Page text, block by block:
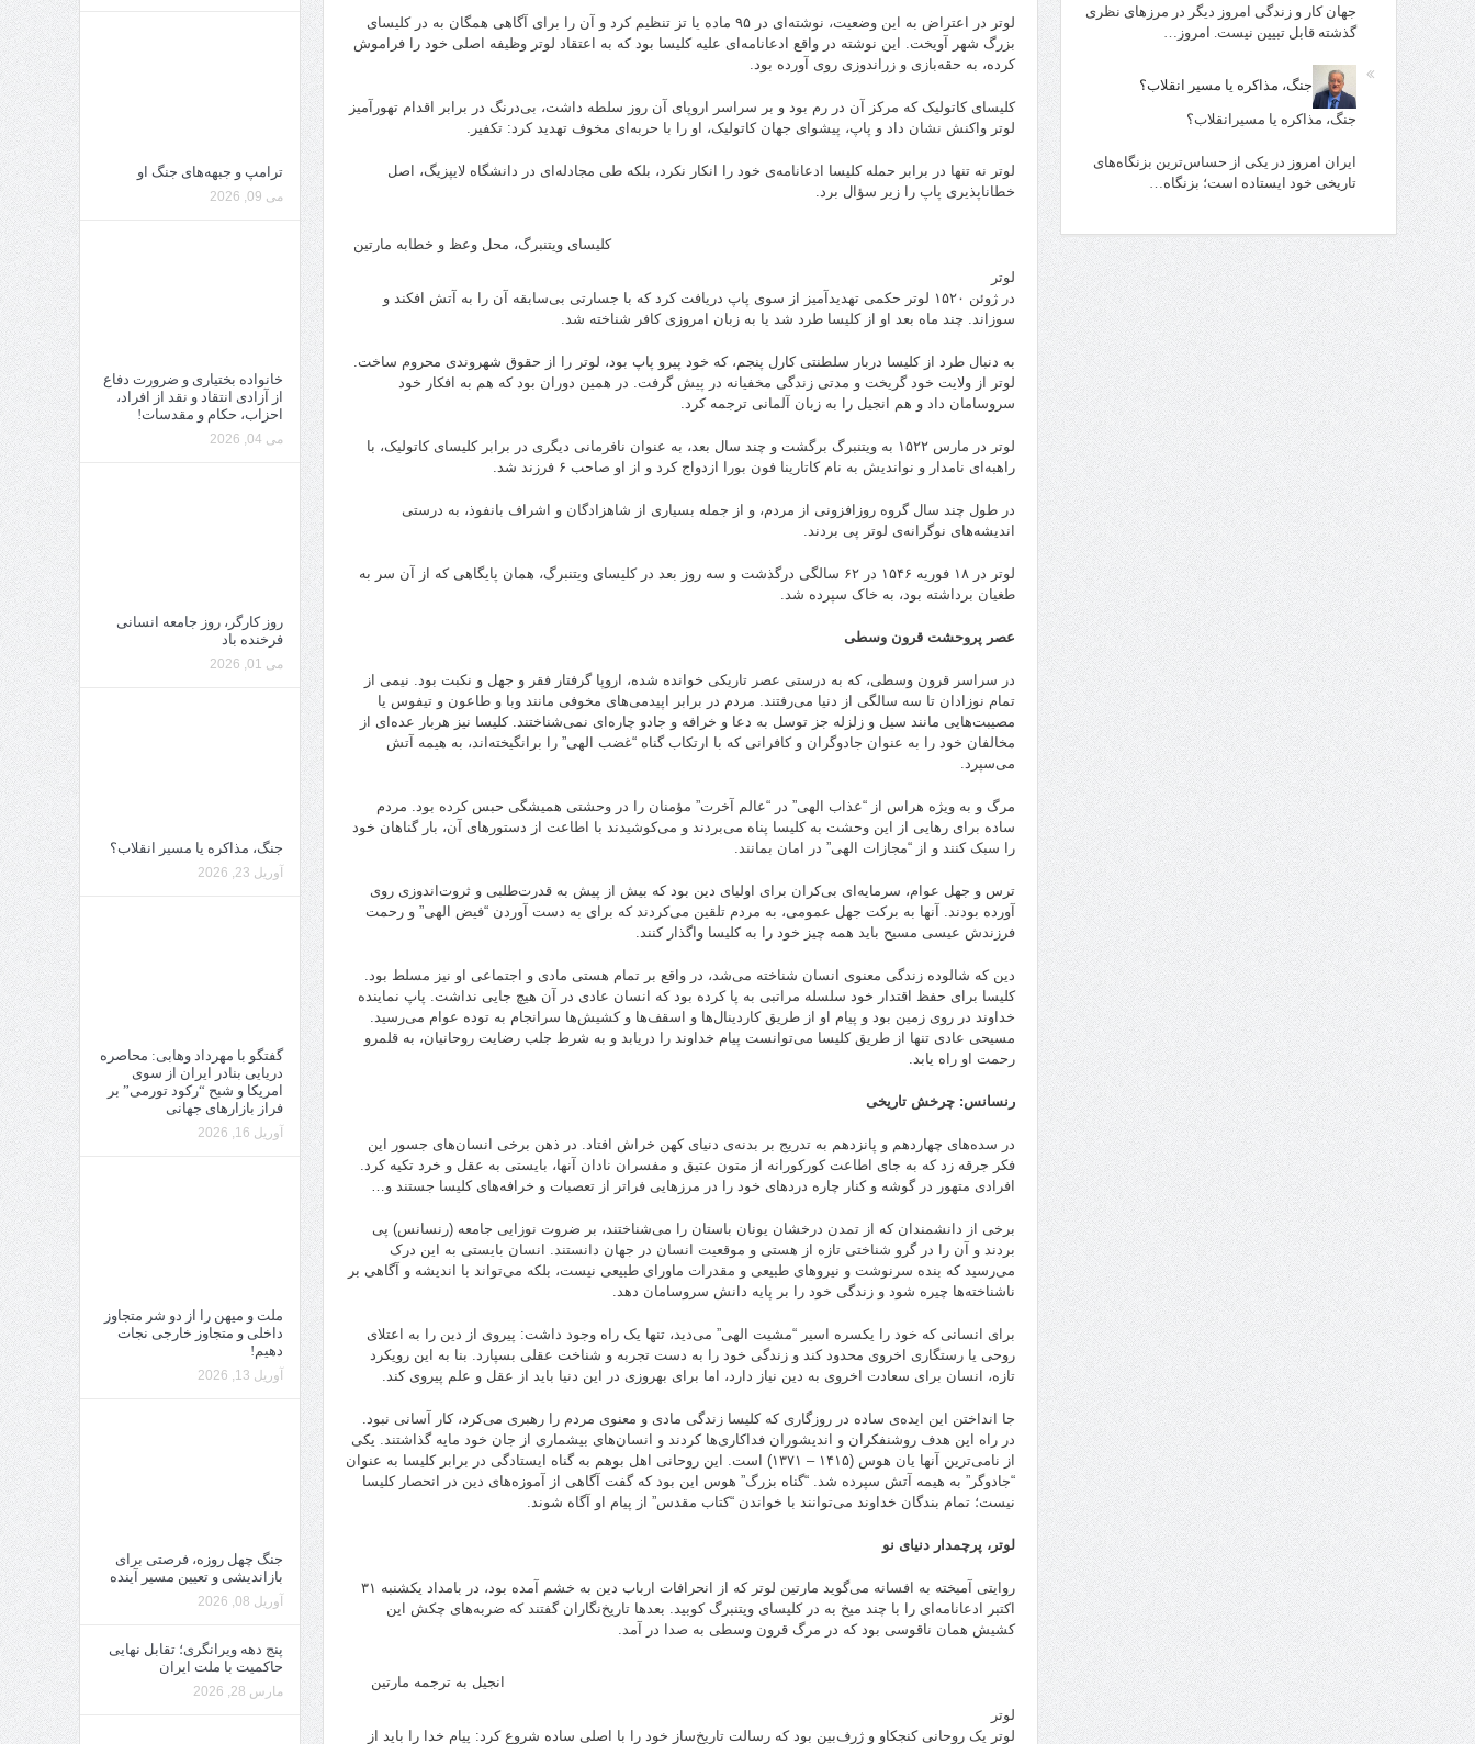
لوتر در اعتراض به این وضعیت، نوشته‌ای در ۹۵ ماده یا تز تنظیم کرد و آن را برای آگاهی همگان به در کلیسای
بزرگ شهر آویخت. این نوشته در واقع ادعانامه‌ای علیه کلیسا بود که به اعتقاد لوتر وظیفه اصلی خود را فراموش
کرده، به حقه‌بازی و زراندوزی روی آورده بود.
کلیسای کاتولیک که مرکز آن در رم بود و بر سراسر اروپای آن روز سلطه داشت، بی‌درنگ در برابر اقدام تهورآمیز
لوتر واکنش نشان داد و پاپ، پیشوای جهان کاتولیک، او را با حربه‌ای مخوف تهدید کرد: تکفیر.
لوتر نه تنها در برابر حمله کلیسا ادعانامه‌ی خود را انکار نکرد، بلکه طی مجادله‌ای در دانشگاه لایپزیگ، اصل
خطاناپذیری پاپ را زیر سؤال برد.
کلیسای ویتنبرگ، محل وعظ و خطابه مارتین
لوتر
در ژوئن ۱۵۲۰ لوتر حکمی تهدیدآمیز از سوی پاپ دریافت کرد که با جسارتی بی‌سابقه آن را به آتش افکند و
سوزاند. چند ماه بعد او از کلیسا طرد شد یا به زبان امروزی کافر شناخته شد.
به دنبال طرد از کلیسا دربار سلطنتی کارل پنجم، که خود پیرو پاپ بود، لوتر را از حقوق شهروندی محروم ساخت.
لوتر از ولایت خود گریخت و مدتی زندگی مخفیانه در پیش گرفت. در همین دوران بود که هم به افکار خود
سروسامان داد و هم انجیل را به زبان آلمانی ترجمه کرد.
لوتر در مارس ۱۵۲۲ به ویتنبرگ برگشت و چند سال بعد، به عنوان نافرمانی دیگری در برابر کلیسای کاتولیک، با
راهبه‌ای نامدار و نواندیش به نام کاتارینا فون بورا ازدواج کرد و از او صاحب ۶ فرزند شد.
در طول چند سال گروه روزافزونی از مردم، و از جمله بسیاری از شاهزادگان و اشراف بانفوذ، به درستی
اندیشه‌های نوگرانه‌ی لوتر پی بردند.
لوتر در ۱۸ فوریه ۱۵۴۶ در ۶۲ سالگی درگذشت و سه روز بعد در کلیسای ویتنبرگ، همان پایگاهی که از آن سر به
طغیان برداشته بود، به خاک سپرده شد.
عصر پروحشت قرون وسطی
در سراسر قرون وسطی، که به درستی عصر تاریکی خوانده شده، اروپا گرفتار فقر و جهل و نکبت بود. نیمی از
تمام نوزادان تا سه سالگی از دنیا می‌رفتند. مردم در برابر اپیدمی‌های مخوفی مانند وبا و طاعون و تیفوس یا
مصیبت‌هایی مانند سیل و زلزله جز توسل به دعا و خرافه و جادو چاره‌ای نمی‌شناختند. کلیسا نیز هربار عده‌ای از
مخالفان خود را به عنوان جادوگران و کافرانی که با ارتکاب گناه “غضب الهی” را برانگیخته‌اند، به هیمه آتش
می‌سپرد.
مرگ و به ویژه هراس از “عذاب الهی” در “عالم آخرت” مؤمنان را در وحشتی همیشگی حبس کرده بود. مردم
ساده برای رهایی از این وحشت به کلیسا پناه می‌بردند و می‌کوشیدند با اطاعت از دستورهای آن، بار گناهان خود
را سبک کنند و از “مجازات الهی” در امان بمانند.
ترس و جهل عوام، سرمایه‌ای بی‌کران برای اولیای دین بود که بیش از پیش به قدرت‌طلبی و ثروت‌اندوزی روی
آورده بودند. آنها به برکت جهل عمومی، به مردم تلقین می‌کردند که برای به دست آوردن “فیض الهی” و رحمت
فرزندش عیسی مسیح باید همه چیز خود را به کلیسا واگذار کنند.
دین که شالوده زندگی معنوی انسان شناخته می‌شد، در واقع بر تمام هستی مادی و اجتماعی او نیز مسلط بود.
کلیسا برای حفظ اقتدار خود سلسله مراتبی به پا کرده بود که انسان عادی در آن هیچ جایی نداشت. پاپ نماینده
خداوند در روی زمین بود و پیام او از طریق کاردینال‌ها و اسقف‌ها و کشیش‌ها سرانجام به توده عوام می‌رسید.
مسیحی عادی تنها از طریق کلیسا می‌توانست پیام خداوند را دریابد و به شرط جلب رضایت روحانیان، به قلمرو
رحمت او راه یابد.
رنسانس: چرخش تاریخی
در سده‌های چهاردهم و پانزدهم به تدریج بر بدنه‌ی دنیای کهن خراش افتاد. در ذهن برخی انسان‌های جسور این
فکر جرقه زد که به جای اطاعت کورکورانه از متون عتیق و مفسران نادان آنها، بایستی به عقل و خرد تکیه کرد.
افرادی متهور در گوشه و کنار چاره دردهای خود را در مرزهایی فراتر از تعصبات و خرافه‌های کلیسا جستند و…
برخی از دانشمندان که از تمدن درخشان یونان باستان را می‌شناختند، بر ضروت نوزایی جامعه (رنسانس) پی
بردند و آن را در گرو شناختی تازه از هستی و موقعیت انسان در جهان دانستند. انسان بایستی به این درک
می‌رسید که بنده سرنوشت و نیروهای طبیعی و مقدرات ماورای طبیعی نیست، بلکه می‌تواند با اندیشه و آگاهی بر
ناشناخته‌ها چیره شود و زندگی خود را بر پایه دانش سروسامان دهد.
برای انسانی که خود را یکسره اسیر “مشیت الهی” می‌دید، تنها یک راه وجود داشت: پیروی از دین را به اعتلای
روحی یا رستگاری اخروی محدود کند و زندگی خود را به دست تجربه و شناخت عقلی بسپارد. بنا به این رویکرد
تازه، انسان برای سعادت اخروی به دین نیاز دارد، اما برای بهروزی در این دنیا باید از عقل و علم پیروی کند.
جا انداختن این ایده‌ی ساده در روزگاری که کلیسا زندگی مادی و معنوی مردم را رهبری می‌کرد، کار آسانی نبود.
در راه این هدف روشنفکران و اندیشوران فداکاری‌ها کردند و انسان‌های بیشماری از جان خود مایه گذاشتند. یکی
از نامی‌ترین آنها یان هوس (۱۴۱۵ – ۱۳۷۱) است. این روحانی اهل بوهم به گناه ایستادگی در برابر کلیسا به عنوان
“جادوگر” به هیمه آتش سپرده شد. “گناه بزرگ” هوس این بود که گفت آگاهی از آموزه‌های دین در انحصار کلیسا
نیست؛ تمام بندگان خداوند می‌توانند با خواندن “کتاب مقدس” از پیام او آگاه شوند.
لوتر، پرچمدار دنیای نو
روایتی آمیخته به افسانه می‌گوید مارتین لوتر که از انحرافات ارباب دین به خشم آمده بود، در بامداد یکشنبه ۳۱
اکتبر ادعانامه‌ای را با چند میخ به در کلیسای ویتنبرگ کوبید. بعدها تاریخ‌نگاران گفتند که ضربه‌های چکش این
کشیش همان ناقوسی بود که در مرگ قرون وسطی به صدا در آمد.
انجیل به ترجمه مارتین
لوتر
لوتر یک روحانی کنجکاو و ژرف‌بین بود که رسالت تاریخ‌ساز خود را با اصلی ساده شروع کرد: پیام خدا را باید از
ترامپ و جبهه‌های جنگ او
می 09, 2026
خانواده بختیاری و ضرورت دفاع
از آزادی انتقاد و نقد از افراد،
احزاب، حکام و مقدسات!
می 04, 2026
روز کارگر، روز جامعه انسانی
فرخنده باد
می 01, 2026
جنگ، مذاکره یا مسیر انقلاب؟
آوریل 23, 2026
گفتگو با مهرداد وهابی: محاصره
دریایی بنادر ایران از سوی
امریکا و شبح “رکود تورمی” بر
فراز بازارهای جهانی
آوریل 16, 2026
ملت و میهن را از دو شر متجاوز
داخلی و متجاوز خارجی نجات
دهیم!
آوریل 13, 2026
جنگ چهل روزه، فرصتی برای
بازاندیشی و تعیین مسیر آینده
آوریل 08, 2026
پنج دهه ویرانگری؛ تقابل نهایی
حاکمیت با ملت ایران
مارس 28, 2026
جهان کار و زندگی امروز دیگر در مرزهای نظری
گذشته قابل تبیین نیست. امروز…
جنگ، مذاکره یا مسیر انقلاب؟
جنگ، مذاکره یا مسیرانقلاب؟
ایران امروز در یکی از حساس‌ترین بزنگاه‌های
تاریخی خود ایستاده است؛ بزنگاه…